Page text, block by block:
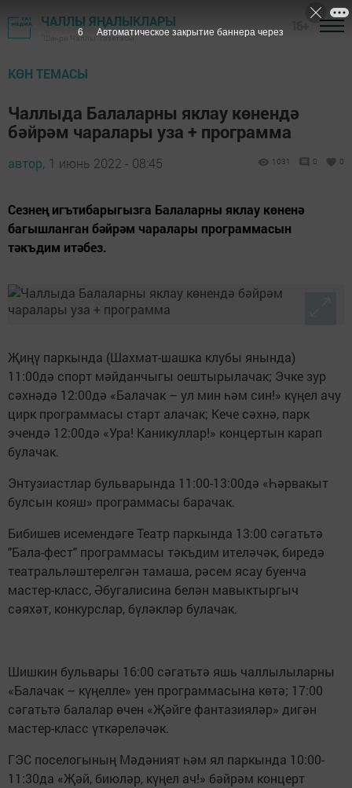
ЧАЛЛЫ ЯҢАЛЫКЛАРЫ
"Шәһри Чаллы" газетасы
КӨН ТЕМАСЫ
Чаллыда Балаларны яклау көнендә
бәйрәм чаралары уза + программа
автор, 1 июнь 2022 - 08:45 1031 0 0
Сезнең игътибарыгызга Балаларны яклау көненә
багышланган бәйрәм чаралары программасын
тәкъдим итәбез.
Җиңү паркында (Шахмат-шашка клубы янында)
11:00дә спорт мәйданчыгы оештырылачак; Эчке зур
сәхнәдә 12:00дә «Балачак – ул мин һәм син!» күңел ачу
цирк программасы старт алачак; Кече сәхнә, парк
эчендә 12:00дә «Ура! Каникуллар!» концертын карап
булачак.
Энтузиастлар бульварында 11:00-13:00дә «Һәрвакыт
булсын кояш» программасы барачак.
Бибишев исемендәге Театр паркында 13:00 сәгатьтә
"Бала-фест" программасы тәкъдим ителәчәк, биредә
театральләштерелгән тамаша, рәсем ясау буенча
мастер-класс, Әбугалисина белән мавыктыргыч
сәяхәт, конкурслар, бүләкләр булачак.
Шишкин бульвары 16:00 сәгатьтә яшь чаллылыларны
«Балачак – күңелле» уен программасына көтә; 17:00
сәгатьтә балалар өчен «Җәйге фантазияләр» дигән
мастер-класс үткәреләчәк.
ГЭС поселогының Мәдәният һәм ял паркында 10:00-
11:30да «Җәй, биюләр, күңел ач!» бәйрәм концерт
5 Автоматическое закрытие баннера через